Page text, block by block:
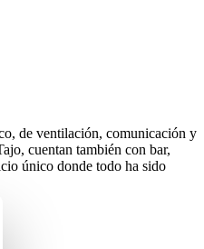
de ventilación, comunicación y
cuentan también con bar,
único donde todo ha sido